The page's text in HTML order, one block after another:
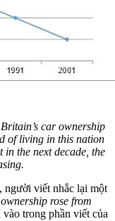
car ownership
of living in this nation
the next decade, the
viết nhắc lại một
rose from
vào trong phần viết của